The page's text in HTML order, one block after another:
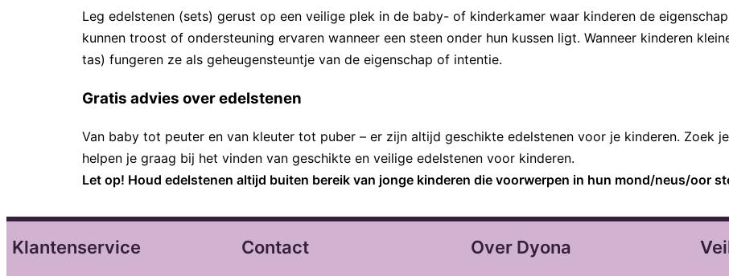
Leg edelstenen (sets) gerust op een veilige plek in de baby- of kinderkamer waar kinderen de
kunnen troost of ondersteuning ervaren wanneer een steen onder hun kussen ligt. Wanneer kinderen
tas) fungeren ze als geheugensteuntje van de eigenschap of intentie.
Gratis advies over edelstenen
Van baby tot peuter en van kleuter tot puber – er zijn altijd geschikte edelstenen voor je kinderen. Zoek
helpen je graag bij het vinden van geschikte en veilige edelstenen voor kinderen.
Let op! Houd edelstenen altijd buiten bereik van jonge kinderen die voorwerpen in hun mond/neus/oor
Klantenservice Contact Over Dyona